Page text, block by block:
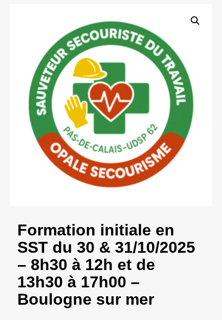
Formation initiale en
SST du 30 & 31/10/2025
– 8h30 à 12h et de
13h30 à 17h00 –
Boulogne sur mer